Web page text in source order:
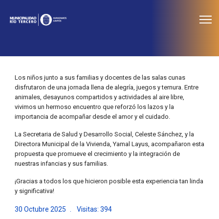
Los niños junto a sus familias y docentes de las salas cunas
disfrutaron de una jornada llena de alegría, juegos y ternura. Entre
animales, desayunos compartidos y actividades al aire libre,
vivimos un hermoso encuentro que reforzó los lazos y la
importancia de acompañar desde el amor y el cuidado.
La Secretaria de Salud y Desarrollo Social, Celeste Sánchez, y la
Directora Municipal de la Vivienda, Yamal Layus, acompañaron esta
propuesta que promueve el crecimiento y la integración de
nuestras infancias y sus familias.
¡Gracias a todos los que hicieron posible esta experiencia tan linda
y significativa!
30 Octubre 2025 Visitas: 394